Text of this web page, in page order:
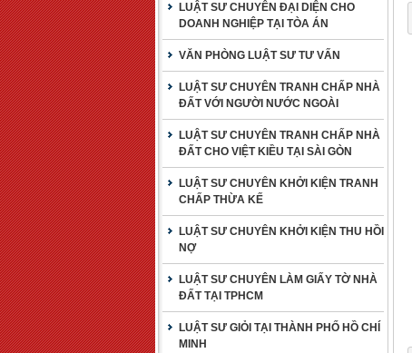
LUẬT SƯ CHUYÊN ĐẠI DIỆN CHO
DOANH NGHIỆP TẠI TÒA ÁN
VĂN PHÒNG LUẬT SƯ TƯ VẤN
LUẬT SƯ CHUYÊN TRANH CHẤP NHÀ
ĐẤT VỚI NGƯỜI NƯỚC NGOÀI
LUẬT SƯ CHUYÊN TRANH CHẤP NHÀ
ĐẤT CHO VIỆT KIỀU TẠI SÀI GÒN
LUẬT SƯ CHUYÊN KHỞI KIỆN TRANH
CHẤP THỪA KẾ
LUẬT SƯ CHUYÊN KHỞI KIỆN THU HỒI
NỢ
LUẬT SƯ CHUYÊN LÀM GIẤY TỜ NHÀ
ĐẤT TẠI TPHCM
LUẬT SƯ GIỎI TẠI THÀNH PHỐ HỒ CHÍ
MINH